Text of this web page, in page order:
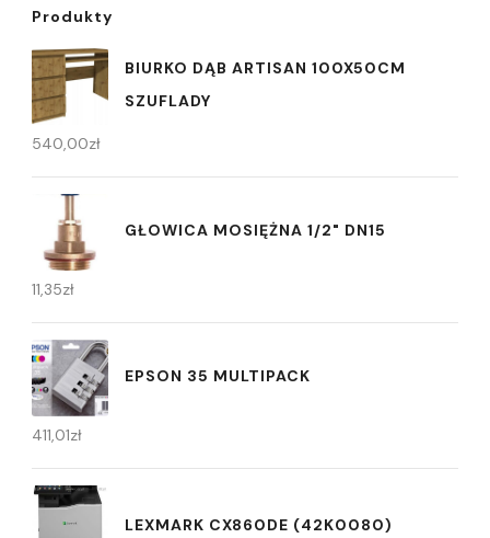
Produkty
BIURKO DĄB ARTISAN 100X50CM
SZUFLADY
540,00zł
GŁOWICA MOSIĘŻNA 1/2" DN15
11,35zł
EPSON 35 MULTIPACK
411,01zł
LEXMARK CX860DE (42K0080)